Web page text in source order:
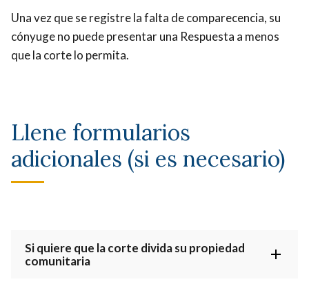
Una vez que se registre la falta de comparecencia, su
cónyuge no puede presentar una Respuesta a menos
que la corte lo permita.
Llene formularios
adicionales (si es necesario)
Si quiere que la corte divida su propiedad
comunitaria